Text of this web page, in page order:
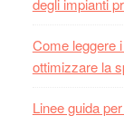
degli impianti
Come leggere
ottimizzare la
Linee guida